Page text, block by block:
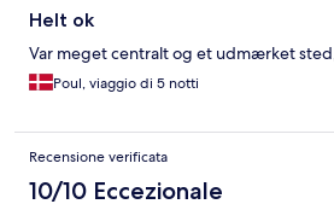
Helt ok
Var meget centralt og et udmærket
Poul, viaggio di 5 notti
Recensione verificata
10/10 Eccezionale